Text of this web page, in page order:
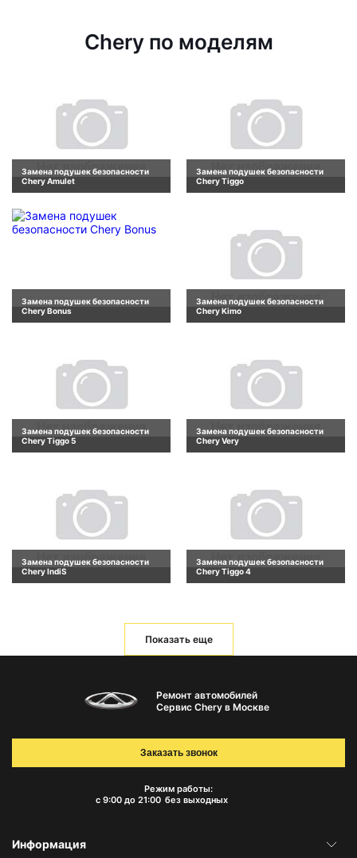
Chery по моделям
Замена подушек безопасности
Chery Amulet
Замена подушек безопасности
Chery Tiggo
Замена подушек безопасности
Chery Bonus
Замена подушек безопасности
Chery Kimo
Замена подушек безопасности
Chery Tiggo 5
Замена подушек безопасности
Chery Very
Замена подушек безопасности
Chery IndiS
Замена подушек безопасности
Chery Tiggo 4
Показать еще
Ремонт автомобилей
Сервис Chery в Москве
Режим работы:
с 9:00 до 21:00 без выходных
Заказать звонок
Информация